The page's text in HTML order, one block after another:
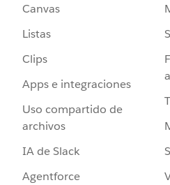
Canvas
Listas
Clips
Apps e integraciones
Uso compartido de
archivos
IA de Slack
Agentforce